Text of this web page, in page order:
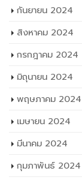
กันยายน 2024
สิงหาคม 2024
กรกฎาคม 2024
มิถุนายน 2024
พฤษภาคม 2024
เมษายน 2024
มีนาคม 2024
กุมภาพันธ์ 2024